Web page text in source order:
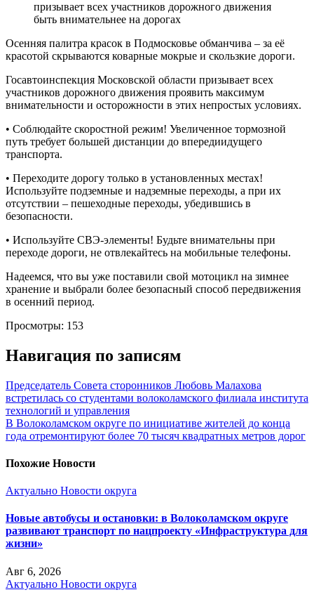
Осенняя палитра красок в Подмосковье обманчива – за её
красотой скрываются коварные мокрые и скользкие дороги.
Госавтоинспекция Московской области призывает всех
участников дорожного движения проявить максимум
внимательности и осторожности в этих непростых условиях.
• Соблюдайте скоростной режим! Увеличенное тормозной
путь требует большей дистанции до впередиидущего
транспорта.
• Переходите дорогу только в установленных местах!
Используйте подземные и надземные переходы, а при их
отсутствии – пешеходные переходы, убедившись в
безопасности.
• Используйте СВЭ-элементы! Будьте внимательны при
переходе дороги, не отвлекайтесь на мобильные телефоны.
Надеемся, что вы уже поставили свой мотоцикл на зимнее
хранение и выбрали более безопасный способ передвижения
в осенний период.
Просмотры: 153
Навигация по записям
Председатель Совета сторонников Любовь Малахова
встретилась со студентами волоколамского филиала института
технологий и управления
В Волоколамском округе по инициативе жителей до конца
года отремонтируют более 70 тысяч квадратных метров дорог
Похожие Новости
Актуально Новости округа
Новые автобусы и остановки: в Волоколамском округе
развивают транспорт по нацпроекту «Инфраструктура для
жизни»
Авг 6, 2026
Актуально Новости округа